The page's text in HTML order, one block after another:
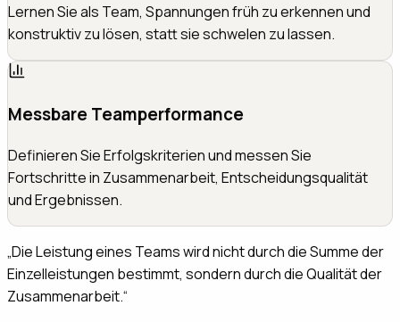
Lernen Sie als Team, Spannungen früh zu erkennen und
konstruktiv zu lösen, statt sie schwelen zu lassen.
Messbare Teamperformance
Definieren Sie Erfolgskriterien und messen Sie
Fortschritte in Zusammenarbeit, Entscheidungsqualität
und Ergebnissen.
„Die Leistung eines Teams wird nicht durch die Summe der
Einzelleistungen bestimmt, sondern durch die Qualität der
Zusammenarbeit.“